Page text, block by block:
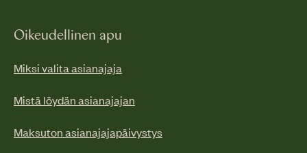
Oikeudellinen apu
Miksi valita asianajaja
Mistä löydän asianajajan
Maksuton asianajajapäivystys